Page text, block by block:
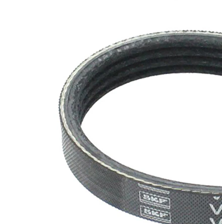
Nu sunt
disponibile
substante
SVHC
Material
curea
EPDM
(etilen
propilen